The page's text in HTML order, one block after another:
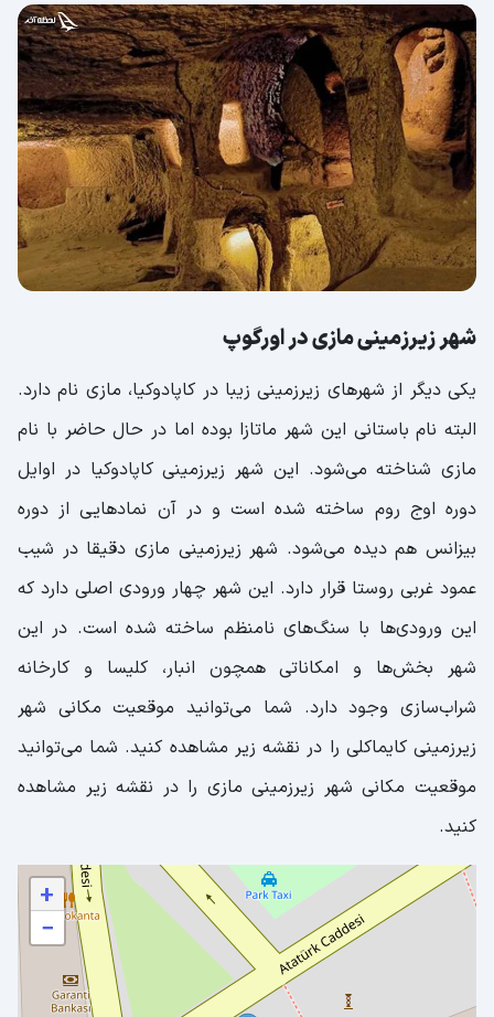
شهر زیرزمینی مازی در اورگوپ
یکی دیگر از شهرهای زیرزمینی زیبا در کاپادوکیا، مازی نام دارد.
البته نام باستانی این شهر ماتازا بوده اما در حال حاضر با نام
مازی شناخته می‌شود. این شهر زیرزمینی کاپادوکیا در اوایل
دوره اوج روم ساخته شده است و در آن نمادهایی از دوره
بیزانس هم دیده می‌شود. شهر زیرزمینی مازی دقیقا در شیب
عمود غربی روستا قرار دارد. این شهر چهار ورودی اصلی دارد که
این ورودی‌ها با سنگ‌های نامنظم ساخته شده است. در این
شهر بخش‌ها و امکاناتی همچون انبار، کلیسا و کارخانه
شراب‌سازی وجود دارد. شما می‌توانید موقعیت مکانی شهر
زیرزمینی کایماکلی را در نقشه زیر مشاهده کنید. شما می‌توانید
موقعیت مکانی شهر زیرزمینی مازی را در نقشه زیر مشاهده
کنید.
+
−